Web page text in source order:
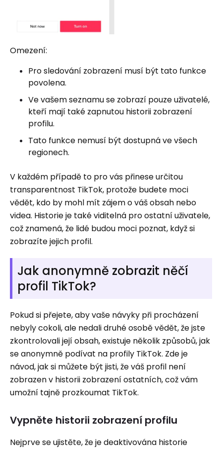
Omezení:
Pro sledování zobrazení musí být tato funkce
povolena.
Ve vašem seznamu se zobrazí pouze uživatelé,
kteří mají také zapnutou historii zobrazení
profilu.
Tato funkce nemusí být dostupná ve všech
regionech.
V každém případě to pro vás přinese určitou
transparentnost TikTok, protože budete moci
vědět, kdo by mohl mít zájem o váš obsah nebo
videa. Historie je také viditelná pro ostatní uživatele,
což znamená, že lidé budou moci poznat, když si
zobrazíte jejich profil.
Jak anonymně zobrazit něčí
profil TikTok?
Pokud si přejete, aby vaše návyky při procházení
nebyly cokoli, ale nedali druhé osobě vědět, že jste
zkontrolovali její obsah, existuje několik způsobů, jak
se anonymně podívat na profily TikTok. Zde je
návod, jak si můžete být jisti, že váš profil není
zobrazen v historii zobrazení ostatních, což vám
umožní tajně prozkoumat TikTok.
Vypněte historii zobrazení profilu
Nejprve se ujistěte, že je deaktivována historie